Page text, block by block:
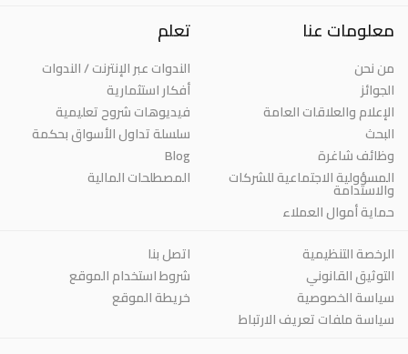
معلومات عنا
من نحن
الجوائز
الإعلام والعلاقات العامة
البحث
وظائف شاغرة
المسؤولية الاجتماعية للشركات
والاستدامة
حماية أموال العملاء
تعلم
الندوات عبر الإنترنت / الندوات
أفكار استثمارية
فيديوهات شروح تعليمية
سلسلة تداول الأسواق بحكمة
Blog
المصطلحات المالية
الرخصة التنظيمية
التوثيق القانوني
سياسة الخصوصية
سياسة ملفات تعريف الارتباط
اتصل بنا
شروط استخدام الموقع
خريطة الموقع